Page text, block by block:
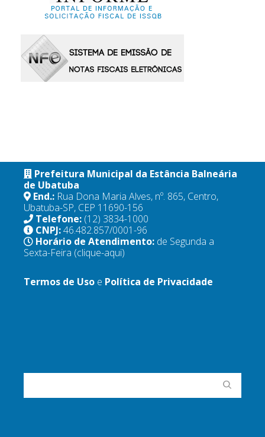
Prefeitura Municipal da Estância Balneária
de Ubatuba
End.: Rua Dona Maria Alves, nº. 865, Centro,
Ubatuba-SP, CEP 11690-156
Telefone: (12) 3834-1000
CNPJ:46.482.857/0001-96
Horário de Atendimento: de Segunda a
Sexta-Feira (clique-aqui)
Termos de Uso e Política de Privacidade